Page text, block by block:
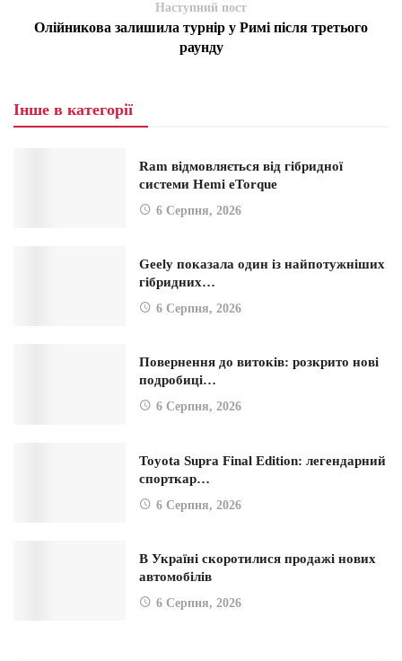
Наступний пост
Олійникова залишила турнір у Римі після третього
раунду
Інше в категорії
Ram відмовляється від гібридної
системи Hemi eTorque
6 Серпня, 2026
Geely показала один із найпотужніших
гібридних…
6 Серпня, 2026
Повернення до витоків: розкрито нові
подробиці…
6 Серпня, 2026
Toyota Supra Final Edition: легендарний
спорткар…
6 Серпня, 2026
В Україні скоротилися продажі нових
автомобілів
6 Серпня, 2026